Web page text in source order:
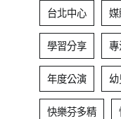
台北中心 媒
學習分享 專
年度公演 幼
快樂芬多精